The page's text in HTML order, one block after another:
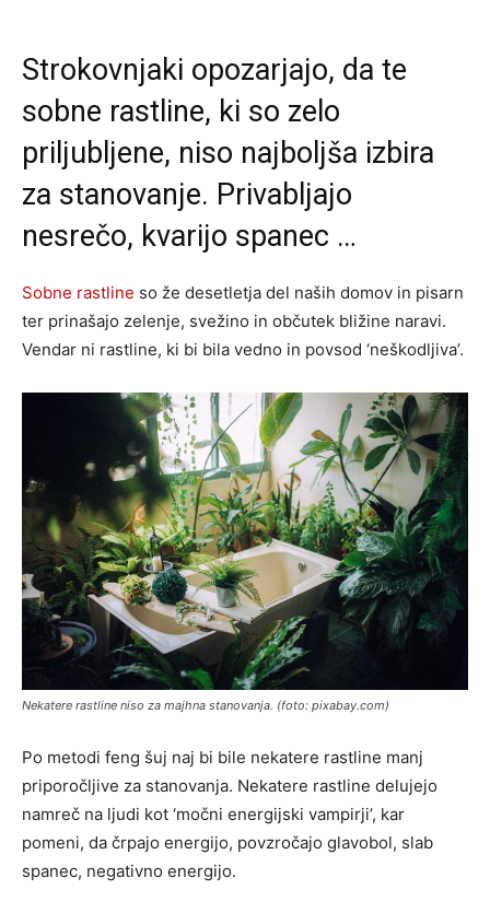
Strokovnjaki opozarjajo, da te
sobne rastline, ki so zelo
priljubljene, niso najboljša izbira
za stanovanje. Privabljajo
nesrečo, kvarijo spanec …
Sobne rastline so že desetletja del naših domov in pisarn
ter prinašajo zelenje, svežino in občutek bližine naravi.
Vendar ni rastline, ki bi bila vedno in povsod ‘neškodljiva’.
Nekatere rastline niso za majhna stanovanja. (foto: pixabay.com)
Po metodi feng šuj naj bi bile nekatere rastline manj
priporočljive za stanovanja. Nekatere rastline delujejo
namreč na ljudi kot ‘močni energijski vampirji’, kar
pomeni, da črpajo energijo, povzročajo glavobol, slab
spanec, negativno energijo.